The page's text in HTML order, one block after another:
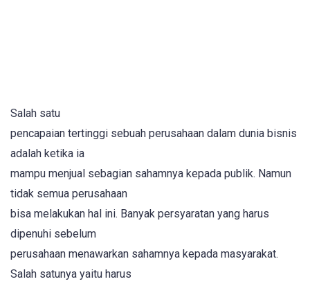
Salah satu
pencapaian tertinggi sebuah perusahaan dalam dunia bisnis
adalah ketika ia
mampu menjual sebagian sahamnya kepada publik. Namun
tidak semua perusahaan
bisa melakukan hal ini. Banyak persyaratan yang harus
dipenuhi sebelum
perusahaan menawarkan sahamnya kepada masyarakat.
Salah satunya yaitu harus